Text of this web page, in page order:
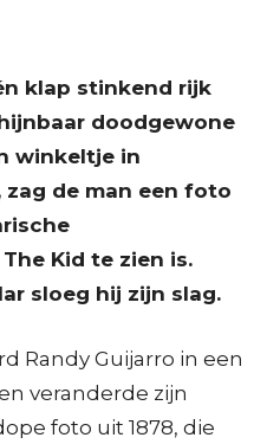
klap stinkend rijk
doodgewone
winkeltje in
de man een foto
Kid te zien is.
sloeg hij zijn slag.
Randy Guijarro in een
veranderde zijn
foto uit 1878, die